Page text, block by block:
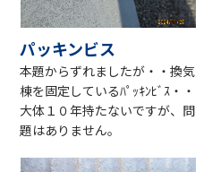
パッキンビス
本題からずれましたが・・換気
棟を固定しているﾊﾟｯｷﾝﾋﾞｽ・・
大体１０年持たないですが、問
題はありません。